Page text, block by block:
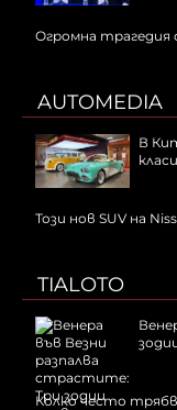
Огромна трагедия
AUTOMEDIA
В
Този нов SUV на
TIALOTO
Колко често